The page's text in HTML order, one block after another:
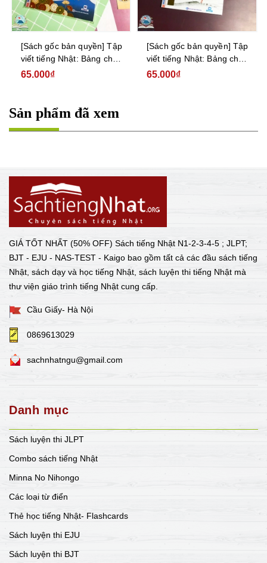
[Sách gốc bản quyền] Tập
viết tiếng Nhật: Bảng chữ
cái Katakana
65.000₫
[Sách gốc bản quyền] Tập
viết tiếng Nhật: Bảng chữ
cái Hiragana
65.000₫
Sản phẩm đã xem
GIÁ TỐT NHẤT (50% OFF) Sách tiếng Nhật N1-2-3-4-5 ; JLPT;
BJT - EJU - NAS-TEST - Kaigo bao gồm tất cả các đầu sách tiếng
Nhật, sách dạy và học tiếng Nhật, sách luyện thi tiếng Nhật mà
thư viện giáo trình tiếng Nhật cung cấp.
Cầu Giấy- Hà Nội
0869613029
sachnhatngu@gmail.com
Danh mục
Sách luyện thi JLPT
Combo sách tiếng Nhật
Minna No Nihongo
Các loại từ điển
Thẻ học tiếng Nhật- Flashcards
Sách luyện thi EJU
Sách luyện thi BJT